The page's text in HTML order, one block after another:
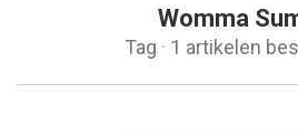
Womma
Tag · 1 artikelen